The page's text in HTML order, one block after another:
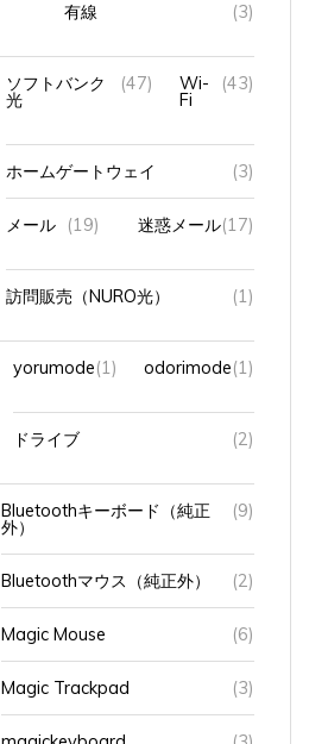
ソフトバンク
光
(47) Wi-
Fi
(43)
ホームゲートウェイ (3)
メール (19) 迷惑メール (17)
訪問販売（NURO光） (1)
yorumode (1) odorimode (1)
ドライブ (2)
Bluetoothキーボード（純正
外）
(9)
Bluetoothマウス（純正外） (2)
Magic Mouse (6)
Magic Trackpad (3)
magickeyboard (3)